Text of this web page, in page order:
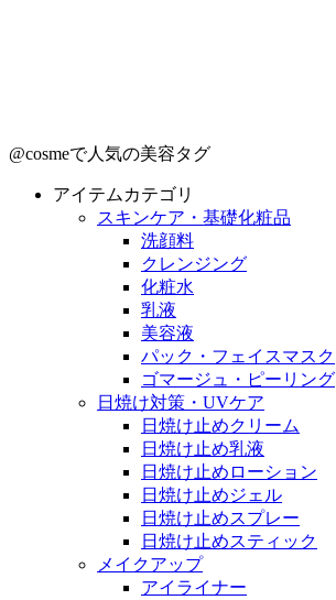
@cosmeで人気の美容タグ
アイテムカテゴリ
スキンケア・基礎化粧品
洗顔料
クレンジング
化粧水
乳液
美容液
パック・フェイスマスク
ゴマージュ・ピーリング
日焼け対策・UVケア
日焼け止めクリーム
日焼け止め乳液
日焼け止めローション
日焼け止めジェル
日焼け止めスプレー
日焼け止めスティック
メイクアップ
アイライナー